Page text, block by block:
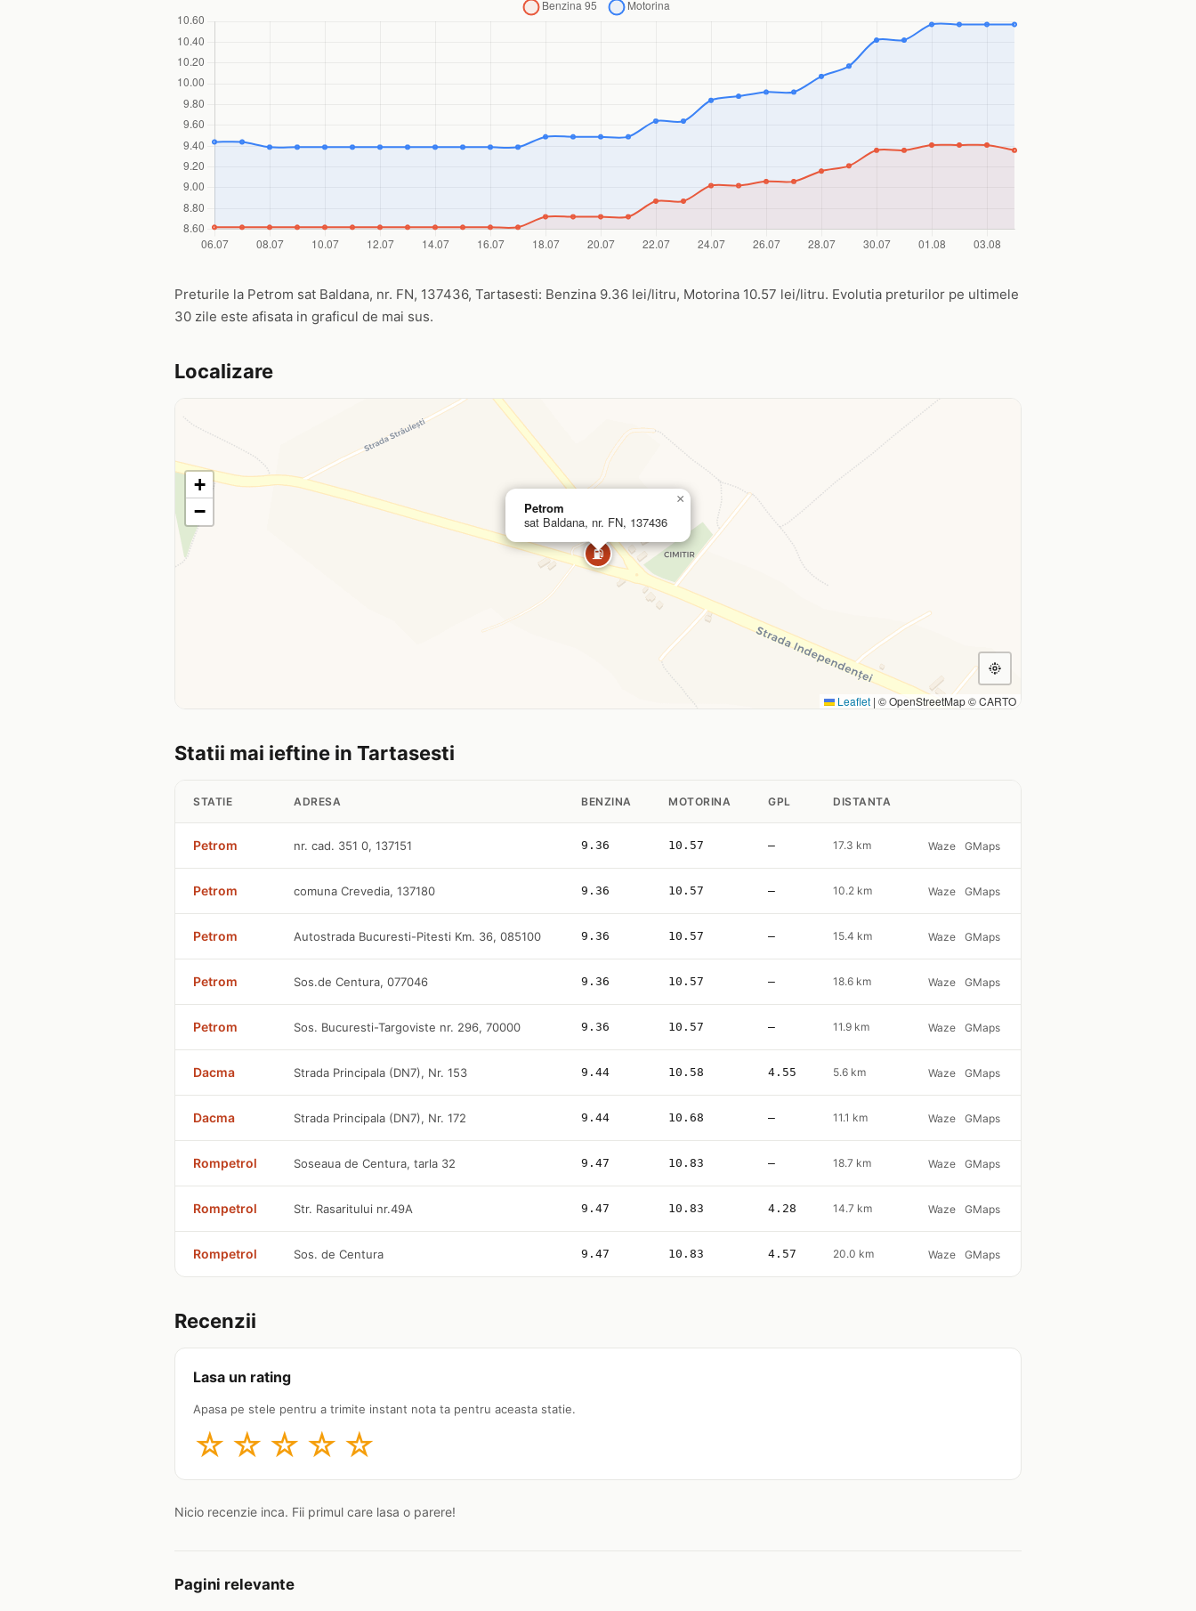
Preturile la Petrom sat Baldana, nr. FN, 137436, Tartasesti: Benzina 9.36 lei/litru, Motorina 10.57 lei/litru. Evolutia preturilor pe ultimele
30 zile este afisata in graficul de mai sus.
Localizare
⛽
Petrom
sat Baldana, nr. FN, 137436
×
+
−
Leaflet | © OpenStreetMap © CARTO
Statii mai ieftine in Tartasesti
STATIE ADRESA BENZINA MOTORINA GPL DISTANTA
Petrom nr. cad. 351 0, 137151 9.36 10.57 — 17.3 km Waze GMaps
Petrom comuna Crevedia, 137180 9.36 10.57 — 10.2 km Waze GMaps
Petrom Autostrada Bucuresti-Pitesti Km. 36, 085100 9.36 10.57 — 15.4 km Waze GMaps
Petrom Sos.de Centura, 077046 9.36 10.57 — 18.6 km Waze GMaps
Petrom Sos. Bucuresti-Targoviste nr. 296, 70000 9.36 10.57 — 11.9 km Waze GMaps
Dacma Strada Principala (DN7), Nr. 153 9.44 10.58 4.55 5.6 km Waze GMaps
Dacma Strada Principala (DN7), Nr. 172 9.44 10.68 — 11.1 km Waze GMaps
Rompetrol Soseaua de Centura, tarla 32 9.47 10.83 — 18.7 km Waze GMaps
Rompetrol Str. Rasaritului nr.49A 9.47 10.83 4.28 14.7 km Waze GMaps
Rompetrol Sos. de Centura 9.47 10.83 4.57 20.0 km Waze GMaps
Recenzii
Lasa un rating
Apasa pe stele pentru a trimite instant nota ta pentru aceasta statie.
☆ ☆ ☆ ☆ ☆
Nicio recenzie inca. Fii primul care lasa o parere!
Pagini relevante